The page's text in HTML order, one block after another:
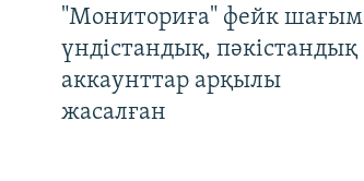
"Мониториға" фейк шағым
үндістандық, пәкістандық
аккаунттар арқылы
жасалған